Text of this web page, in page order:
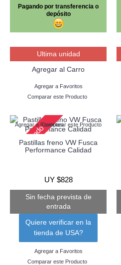
Pagando por transferencia o
depósito
Ultima unidad
Agregar al Carro
Agregar a Favoritos
Comparar este Producto
Agotado
Agregar a FavoritosComparar este Producto
Pastillas freno VW Fusca
Performance Calidad
UY $828
Sin fecha prevista de
entrada
Quiere verificar en la
tienda de USA?
Agregar a Favoritos
Comparar este Producto